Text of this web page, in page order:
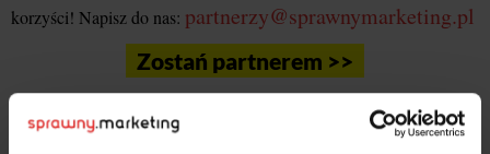
korzyści! Napisz do nas: partnerzy@sprawnymarketing.pl
Zostań partnerem >>